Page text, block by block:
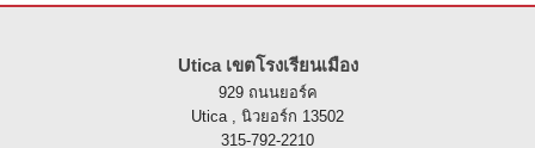
Utica เขตโรงเรียนเมือง
929 ถนนยอร์ค
Utica , นิวยอร์ก 13502
315-792-2210